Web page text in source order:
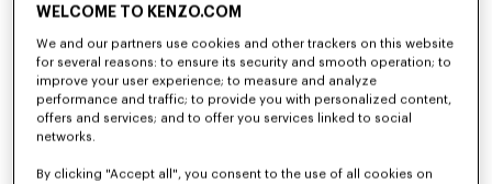
WELCOME TO KENZO.COM
We and our partners use cookies and other trackers on this website
for several reasons: to ensure its security and smooth operation; to
improve your user experience; to measure and analyze
performance and traffic; to provide you with personalized content,
offers and services; and to offer you services linked to social
networks.
By clicking "Accept all", you consent to the use of all cookies on